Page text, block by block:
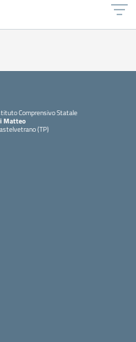
Comprensivo Statale
Matteo
(TP)